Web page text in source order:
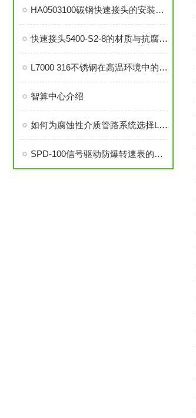
HA0503100碳钢快速接头的安装与维护指南
快速接头5400-S2-8的材质与抗腐蚀性探讨
L7000 316不锈钢在高温环境中的应用与性能分析
智算中心介绍
如何为腐蚀性介质管路系统选择L7000 316不锈钢部件？
SPD-100信号驱动防爆转速表的安装与调试步骤详解